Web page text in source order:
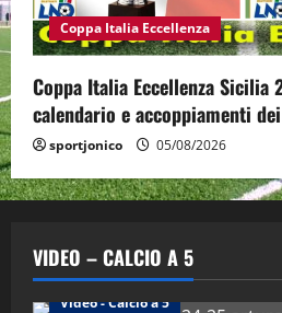
Coppa Italia Eccellenza
Coppa Italia Eccellenza
calendario e accoppiamenti
sportjonico 05/08/2026
VIDEO – CALCIO A 5
Altri Sport Calcio a 5 Maschile
Video - Calcio a 5